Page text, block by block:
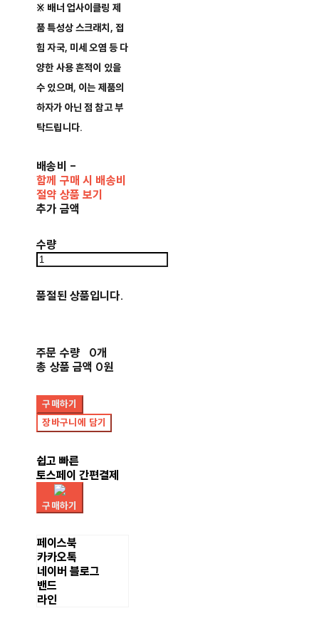
※ 배너 업사이클링 제
품 특성상 스크래치, 접
힘 자국, 미세 오염 등 다
양한 사용 흔적이 있을
수 있으며, 이는 제품의
하자가 아닌 점 참고 부
탁드립니다.
배송비 -
함께 구매 시 배송비
절약 상품 보기
추가 금액
수량
품절된 상품입니다.
주문 수량
0개
총 상품 금액 0원
구매하기
장바구니에 담기
쉽고 빠른
토스페이 간편결제
구매하기
페이스북
카카오톡
네이버 블로그
밴드
라인